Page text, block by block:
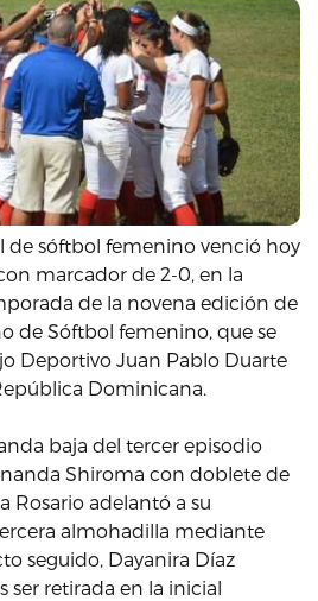
de sóftbol femenino venció hoy
marcador de 2-0, en la
de la novena edición de
de Sóftbol femenino, que se
Deportivo Juan Pablo Duarte
Dominicana.
baja del tercer episodio
Shiroma con doblete de
Rosario adelantó a su
almohadilla mediante
seguido, Dayanira Díaz
ser retirada en la inicial